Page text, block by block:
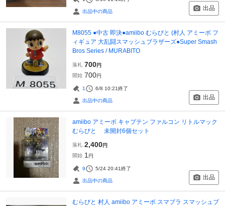
出品中の商品 出品
M8055 ●中古 即決●amiibo むらびと (村人 アミーボ フ
ィギュア 大乱闘スマッシュブラザーズ●Super Smash
Bros Series / MURABITO
落札 700円
開始 700円
1 6/8 10:21終了
出品中の商品 出品
amiibo アミーボ キャプテン ファルコン リトルマック
むらびと 未開封6個セット
落札 2,400円
開始 1 円
9 5/24 20:41終了
出品中の商品 出品
むらびと 村人 amiibo アミーボ スマブラ スマッシュブ